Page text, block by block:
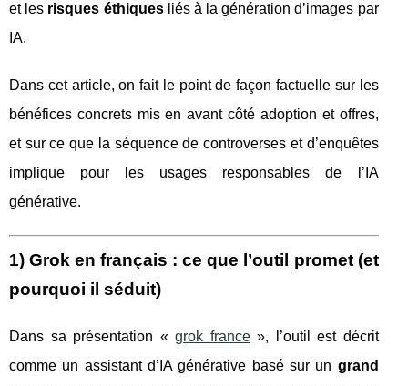
et les risques éthiquesliés à la génération d’images par
IA.
Dans cet article, on fait le point de façon factuelle sur les
bénéfices concrets mis en avant côté adoption et offres,
et sur ce que la séquence de controverses et d’enquêtes
implique pour les usages responsables de l’IA
générative.
1) Grok en français : ce que l’outil promet (et
pourquoi il séduit)
Dans sa présentation «grok france», l’outil est décrit
comme un assistant d’IA générative basé sur un grand